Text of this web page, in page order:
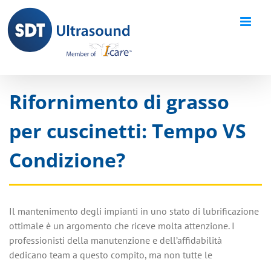
content
Rifornimento di grasso
per cuscinetti: Tempo VS
Condizione?
Il mantenimento degli impianti in uno stato di lubrificazione
ottimale è un argomento che riceve molta attenzione. I
professionisti della manutenzione e dell’affidabilità
dedicano team a questo compito, ma non tutte le